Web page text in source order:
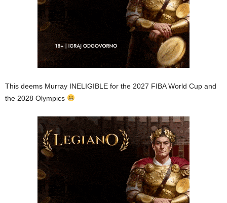
This deems Murray INELIGIBLE for the 2027 FIBA World Cup and
the 2028 Olympics